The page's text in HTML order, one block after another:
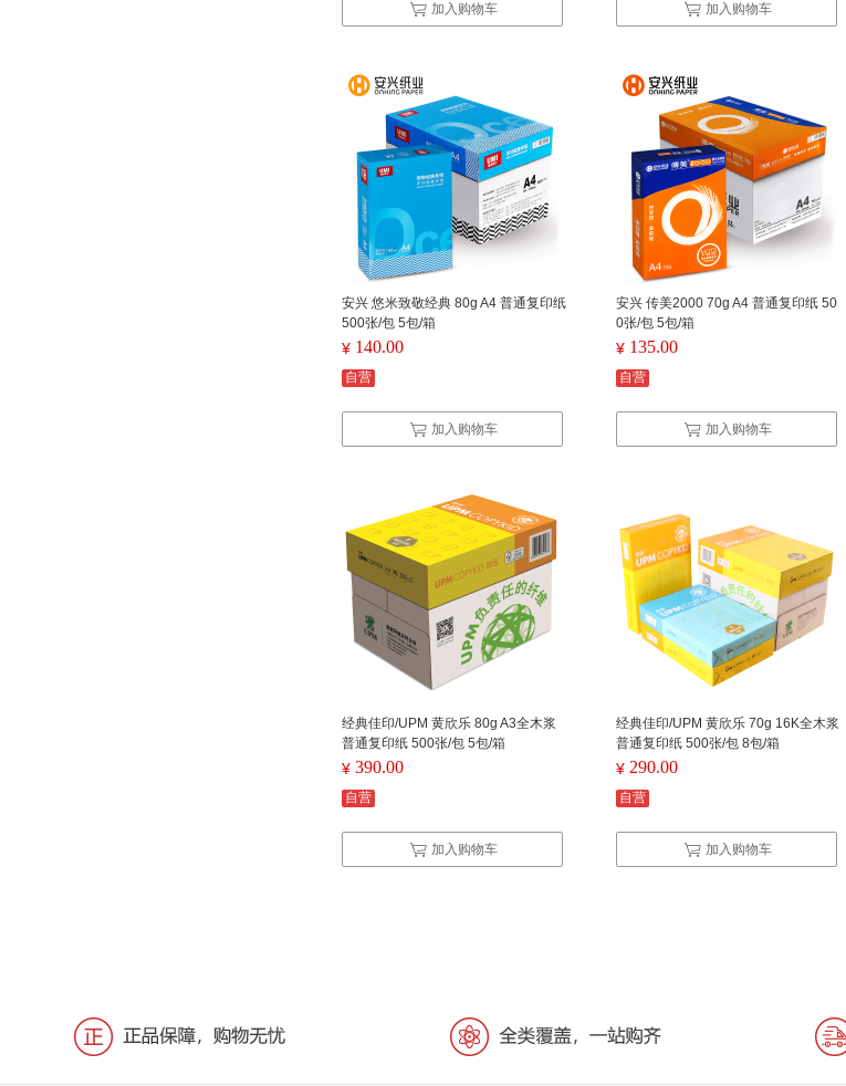
加入购物车 加入购物车
安兴 悠米致敬经典 80g A4 普通复印纸
500张/包 5包/箱
¥ 140.00
自营
加入购物车
安兴 传美2000 70g A4 普通复印纸 50
0张/包 5包/箱
¥ 135.00
自营
加入购物车
经典佳印/UPM 黄欣乐 80g A3全木浆
普通复印纸 500张/包 5包/箱
¥ 390.00
自营
加入购物车
经典佳印/UPM 黄欣乐 70g 16K全木浆
普通复印纸 500张/包 8包/箱
¥ 290.00
自营
加入购物车